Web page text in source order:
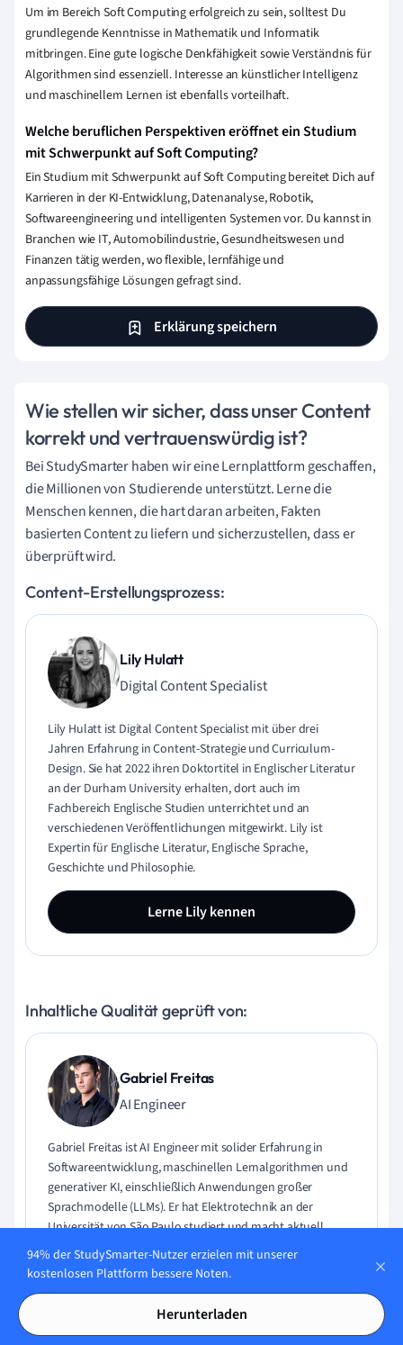
Um im Bereich Soft Computing erfolgreich zu sein, solltest Du
grundlegende Kenntnisse in Mathematik und Informatik
mitbringen. Eine gute logische Denkfähigkeit sowie Verständnis für
Algorithmen sind essenziell. Interesse an künstlicher Intelligenz
und maschinellem Lernen ist ebenfalls vorteilhaft.
Welche beruflichen Perspektiven eröffnet ein Studium
mit Schwerpunkt auf Soft Computing?
Ein Studium mit Schwerpunkt auf Soft Computing bereitet Dich auf
Karrieren in der KI-Entwicklung, Datenanalyse, Robotik,
Softwareengineering und intelligenten Systemen vor. Du kannst in
Branchen wie IT, Automobilindustrie, Gesundheitswesen und
Finanzen tätig werden, wo flexible, lernfähige und
anpassungsfähige Lösungen gefragt sind.
Erklärung speichern
Wie stellen wir sicher, dass unser Content
korrekt und vertrauenswürdig ist?
Bei StudySmarter haben wir eine Lernplattform geschaffen,
die Millionen von Studierende unterstützt. Lerne die
Menschen kennen, die hart daran arbeiten, Fakten
basierten Content zu liefern und sicherzustellen, dass er
überprüft wird.
Content-Erstellungsprozess:
Lily Hulatt
Digital Content Specialist
Lily Hulatt ist Digital Content Specialist mit über drei
Jahren Erfahrung in Content-Strategie und Curriculum-
Design. Sie hat 2022 ihren Doktortitel in Englischer Literatur
an der Durham University erhalten, dort auch im
Fachbereich Englische Studien unterrichtet und an
verschiedenen Veröffentlichungen mitgewirkt. Lily ist
Expertin für Englische Literatur, Englische Sprache,
Geschichte und Philosophie.
Lerne Lily kennen
Inhaltliche Qualität geprüft von:
Gabriel Freitas
AI Engineer
Gabriel Freitas ist AI Engineer mit solider Erfahrung in
Softwareentwicklung, maschinellen Lernalgorithmen und
generativer KI, einschließlich Anwendungen großer
Sprachmodelle (LLMs). Er hat Elektrotechnik an der
Universität von São Paulo studiert und macht aktuell
seinen MSc in Computertechnik an der Universität von
Campinas mit Schwerpunkt auf maschinellem Lernen.
Engineering und hat an Projekten zu Computer Vision,
94% der StudySmarter-Nutzer erzielen mit unserer
kostenlosen Plattform bessere Noten.
Herunterladen